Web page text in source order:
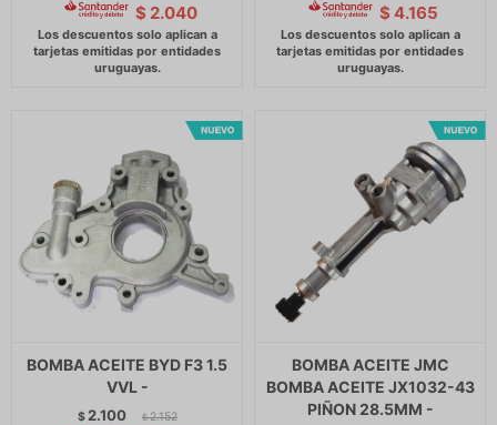
$ 2.040 $ 4.165
BOMBA ACEITE BYD F3 1.5
VVL -
$ 2.100 $ 2.152
BOMBA ACEITE JMC
BOMBA ACEITE JX1032-43
PIÑON 28.5MM -